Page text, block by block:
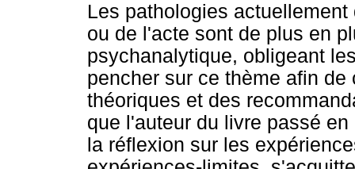
Les pathologies
ou de l'acte sont de plus en
psychanalytique, obligeant
pencher sur ce thème afin
théoriques et des
que l'auteur du livre passé
la réflexion sur les